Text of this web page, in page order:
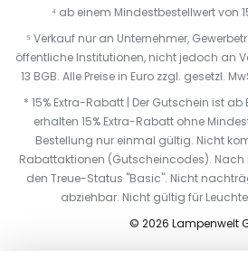
⁴ ab einem Mindestbestellwert von
⁵ Verkauf nur an Unternehmer,
öffentliche Institutionen, nicht jedoch an
13 BGB. Alle Preise in Euro zzgl. gesetzl.
* 15% Extra-Rabatt | Der Gutschein ist
erhalten 15% Extra-Rabatt ohne
Bestellung nur einmal gültig. Nicht
Rabattaktionen (Gutscheincodes). Nach
den Treue-Status "Basic". Nicht
abziehbar. Nicht gültig für
© 2026 Lampenwelt